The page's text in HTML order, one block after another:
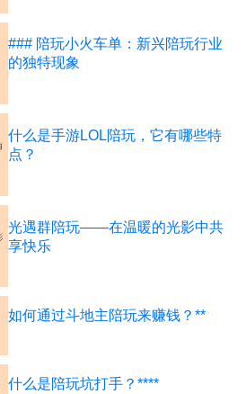
### 陪玩小火车单：新兴陪玩行业
的独特现象
什么是手游LOL陪玩，它有哪些特
点？
光遇群陪玩——在温暖的光影中共
享快乐
如何通过斗地主陪玩来赚钱？**
什么是陪玩坑打手？****